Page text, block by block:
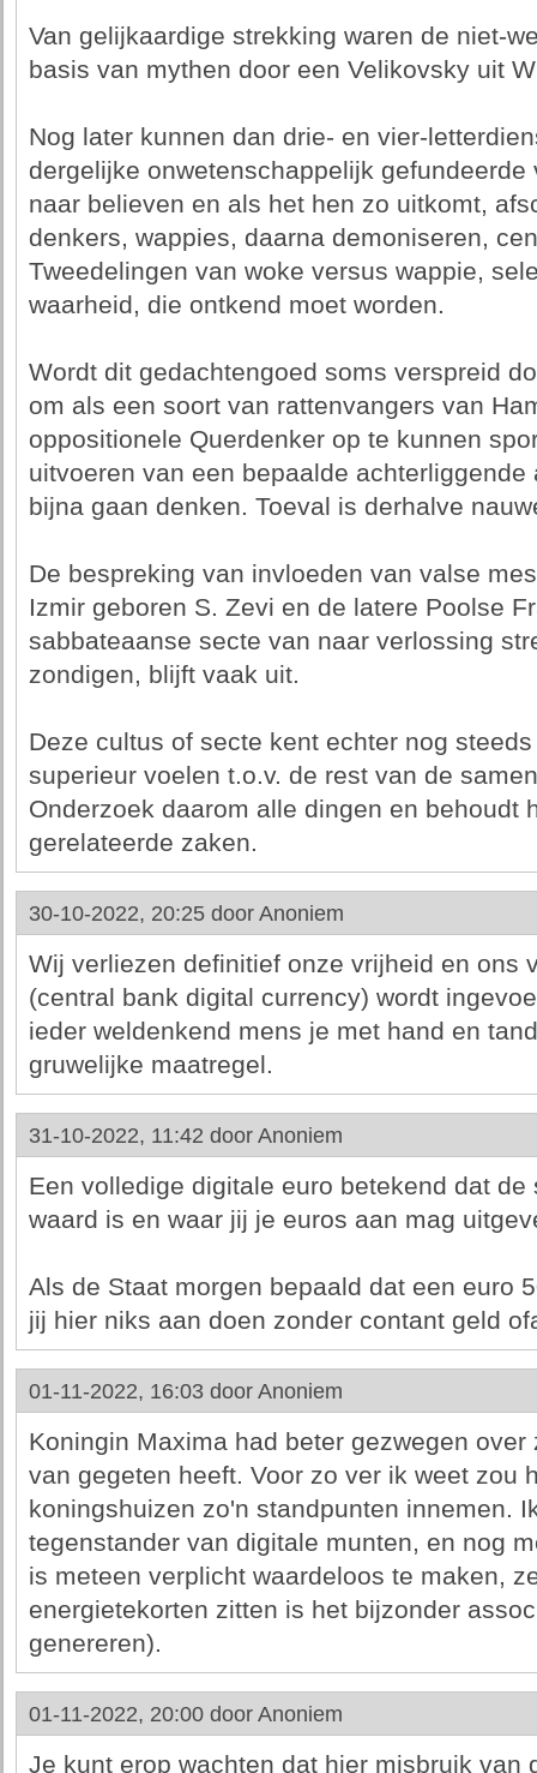
Van gelijkaardige strekking waren de niet-
basis van mythen door een Velikovsky uit
Nog later kunnen dan drie- en vier-
dergelijke onwetenschappelijk gefundeerde
naar believen en als het hen zo uitkomt,
denkers, wappies, daarna demoniseren,
Tweedelingen van woke versus wappie,
waarheid, die ontkend moet worden.
Wordt dit gedachtengoed soms verspreid
om als een soort van rattenvangers van
oppositionele Querdenker op te kunnen
uitvoeren van een bepaalde
bijna gaan denken. Toeval is derhalve
De bespreking van invloeden van valse
Izmir geboren S. Zevi en de latere Poolse
sabbateaanse secte van naar verlossing
zondigen, blijft vaak uit.
Deze cultus of secte kent echter nog
superieur voelen t.o.v. de rest van de
Onderzoek daarom alle dingen en behoudt
gerelateerde zaken.
30-10-2022, 20:25 door Anoniem
Wij verliezen definitief onze vrijheid en ons
(central bank digital currency) wordt
ieder weldenkend mens je met hand en
gruwelijke maatregel.
31-10-2022, 11:42 door Anoniem
Een volledige digitale euro betekend dat
waard is en waar jij je euros aan mag
Als de Staat morgen bepaald dat een euro
jij hier niks aan doen zonder contant geld
01-11-2022, 16:03 door Anoniem
Koningin Maxima had beter gezwegen
van gegeten heeft. Voor zo ver ik weet zou
koningshuizen zo'n standpunten innemen.
tegenstander van digitale munten, en nog
is meteen verplicht waardeloos te maken,
energietekorten zitten is het bijzonder
genereren).
01-11-2022, 20:00 door Anoniem
Je kunt erop wachten dat hier misbruik van